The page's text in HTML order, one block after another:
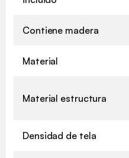
Contiene madera
Material
Material estructura
Densidad de tela